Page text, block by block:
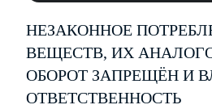
НЕЗАКОННОЕ
ВЕЩЕСТВ, ИХ
ОБОРОТ ЗАПРЕЩЁН И
ОТВЕТСТВЕННОСТЬ